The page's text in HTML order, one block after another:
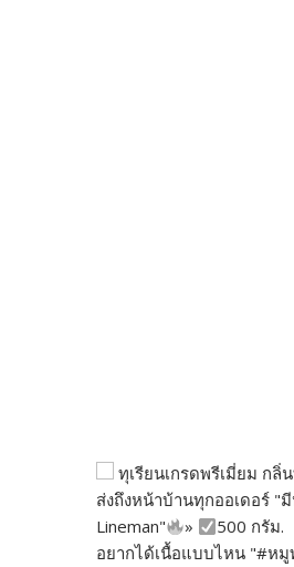
ทุเรียนเกรดพรีเมี่ยม ก
ส่งถึงหน้าบ้านทุกออเดอร์ "
Lineman"
» 500 กรัม.
อยากได้เนื้อแบบไหน "#ห